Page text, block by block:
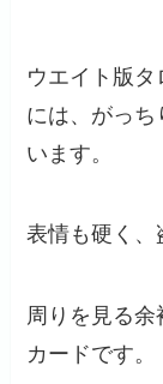
ウエイト版タ
には、がっち
います。
表情も硬く、
周りを見る
カードです。